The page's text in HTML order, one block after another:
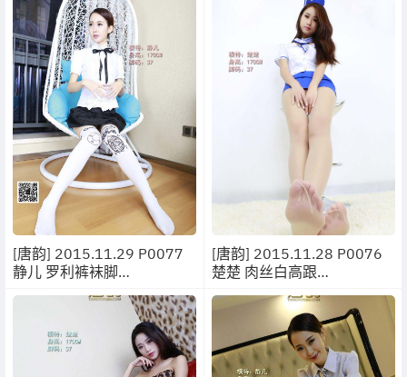
[唐韵] 2015.11.29 P0077
静儿 罗利裤袜脚
[唐韵] 2015.11.28 P0076
楚楚 肉丝白高跟